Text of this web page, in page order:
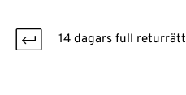
14 dagars full returrätt